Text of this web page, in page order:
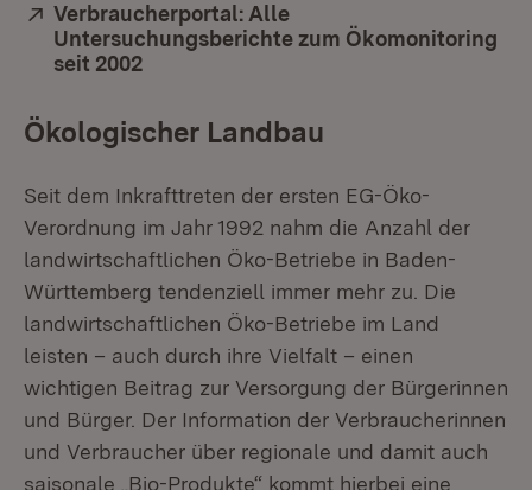
Extern:
Verbraucherportal: Alle
Untersuchungsberichte zum Ökomonitoring
seit 2002
Ökologischer Landbau
Seit dem Inkrafttreten der ersten EG-Öko-
Verordnung im Jahr 1992 nahm die Anzahl der
landwirtschaftlichen Öko-Betriebe in Baden-
Württemberg tendenziell immer mehr zu. Die
landwirtschaftlichen Öko-Betriebe im Land
leisten – auch durch ihre Vielfalt – einen
wichtigen Beitrag zur Versorgung der Bürgerinnen
und Bürger. Der Information der Verbraucherinnen
und Verbraucher über regionale und damit auch
saisonale „Bio-Produkte“ kommt hierbei eine